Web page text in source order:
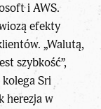
i AWS.
efekty
„Walutą,
szybkość”,
kolega Sri
herezja w